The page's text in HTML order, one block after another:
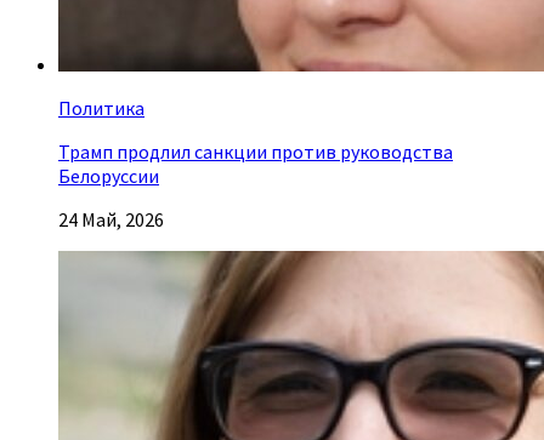
Политика
Трамп продлил санкции против руководства
Белоруссии
24 Май, 2026